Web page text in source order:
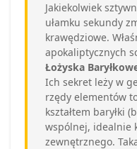
Jakiekolwiek
ułamku sekundy
krawędziowe.
apokaliptycznych
Łożyska
Ich sekret leży w
rzędy elementów
kształtem baryłki
wspólnej, idealnie
zewnętrznego.